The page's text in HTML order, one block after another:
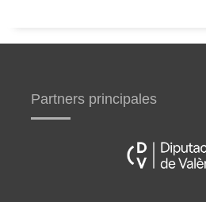
Partners principales